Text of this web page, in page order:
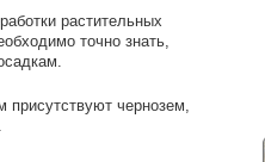
растительных
точно знать,
присутствуют чернозем,